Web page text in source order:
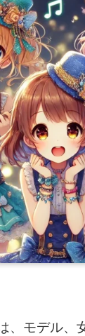
、モデル、